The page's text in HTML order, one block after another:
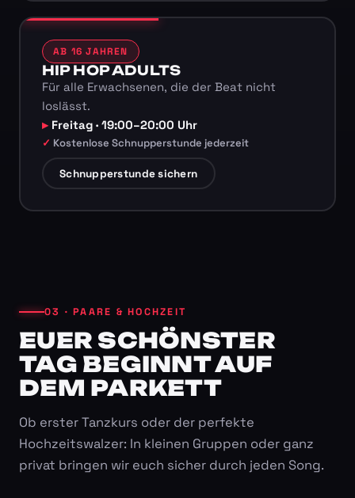
AB 16 JAHREN
HIP HOP ADULTS
Für alle Erwachsenen, die der Beat nicht
loslässt.
Freitag · 19:00–20:00 Uhr
Kostenlose Schnupperstunde jederzeit
Schnupperstunde sichern
03 · PAARE & HOCHZEIT
EUER SCHÖNSTER
TAG BEGINNT AUF
DEM PARKETT
Ob erster Tanzkurs oder der perfekte
Hochzeitswalzer: In kleinen Gruppen oder ganz
privat bringen wir euch sicher durch jeden Song.